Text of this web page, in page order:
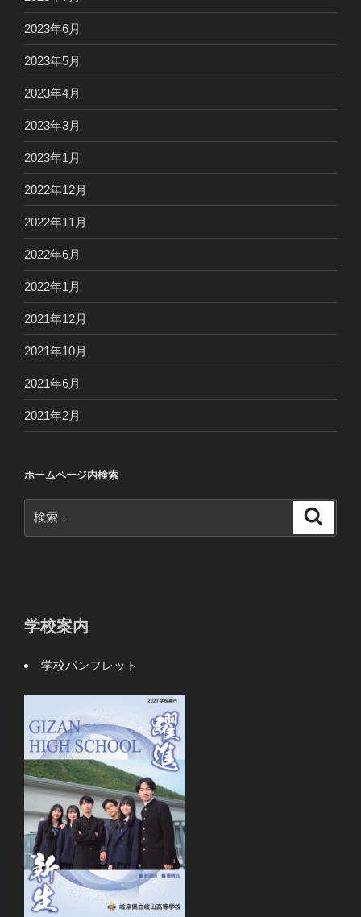
2023年6月
2023年5月
2023年4月
2023年3月
2023年1月
2022年12月
2022年11月
2022年6月
2022年1月
2021年12月
2021年10月
2021年6月
2021年2月
ホームページ内検索
索:
学校案内
学校パンフレット